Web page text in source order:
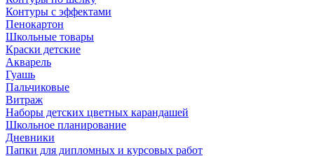
Контуры с эффектами
Пенокартон
Школьные товары
Краски детские
Акварель
Гуашь
Пальчиковые
Витраж
Наборы детских цветных карандашей
Школьное планирование
Дневники
Папки для дипломных и курсовых работ